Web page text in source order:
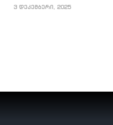
3 დეკემბერი, 2025